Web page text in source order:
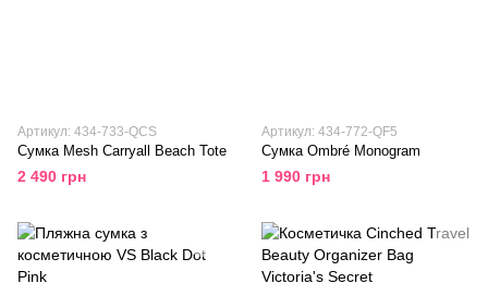
Артикул: 434-733-QCS
Сумка Mesh Carryall Beach Tote
2 490 грн
Артикул: 434-772-QF5
Сумка Ombré Monogram
1 990 грн